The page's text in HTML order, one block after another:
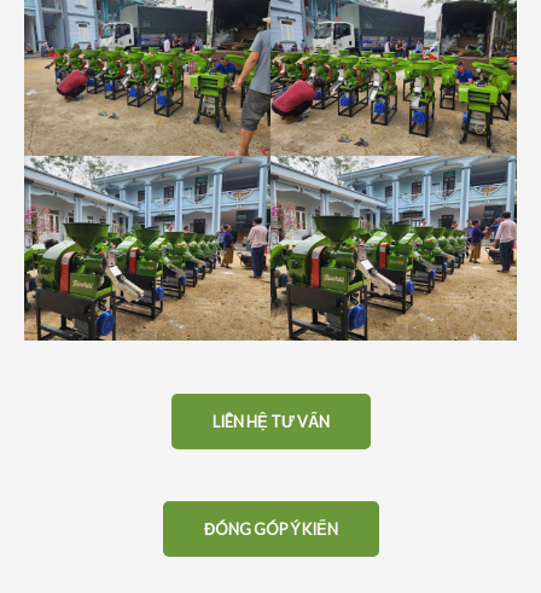
LIÊN HỆ TƯ VẤN
ĐÓNG GÓP Ý KIẾN